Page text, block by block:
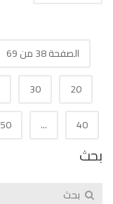
الصفحة 38 من 69
20
30
40
...
50
بحث